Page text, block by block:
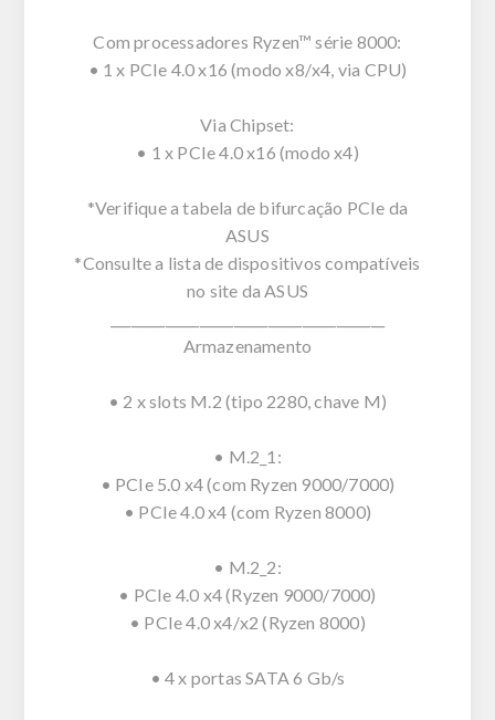
Com processadores Ryzen™ série 8000:
• 1 x PCIe 4.0 x16 (modo x8/x4, via CPU)
Via Chipset:
• 1 x PCIe 4.0 x16 (modo x4)
*Verifique a tabela de bifurcação PCIe da
ASUS
*Consulte a lista de dispositivos compatíveis
no site da ASUS
Armazenamento
• 2 x slots M.2 (tipo 2280, chave M)
• M.2_1:
• PCIe 5.0 x4 (com Ryzen 9000/7000)
• PCIe 4.0 x4 (com Ryzen 8000)
• M.2_2:
• PCIe 4.0 x4 (Ryzen 9000/7000)
• PCIe 4.0 x4/x2 (Ryzen 8000)
• 4 x portas SATA 6 Gb/s